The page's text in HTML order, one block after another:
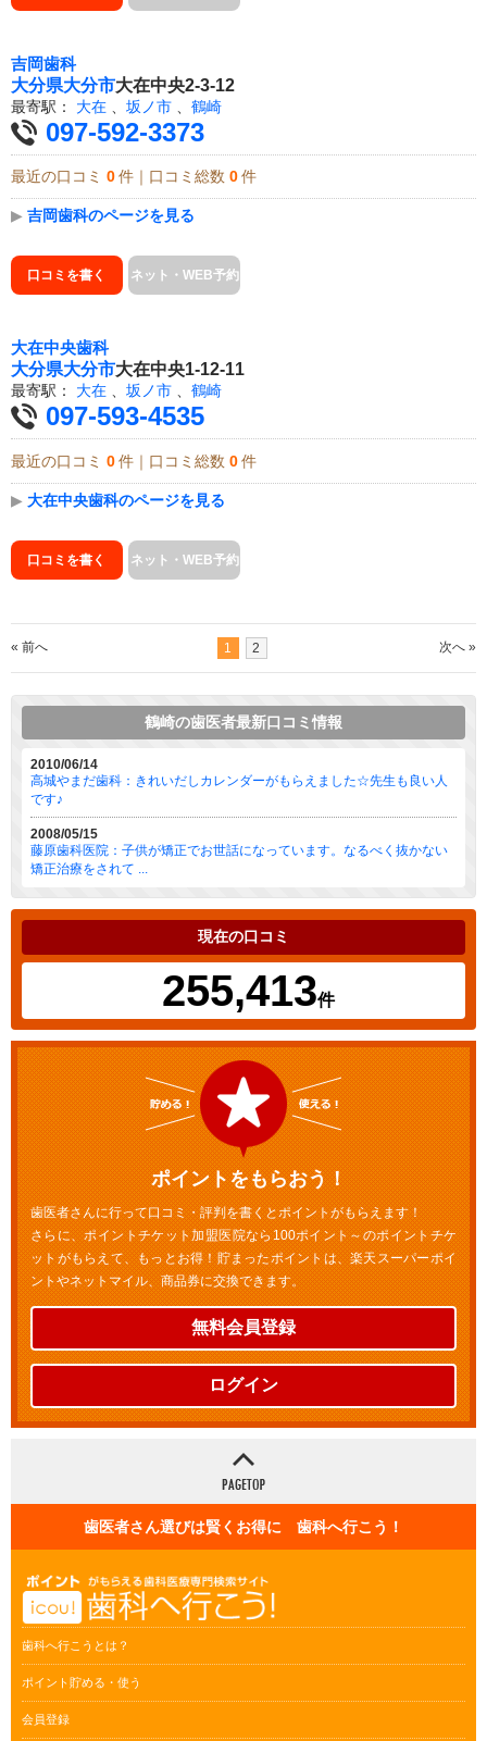
吉岡歯科
大分県大分市大在中央2-3-12
最寄駅： 大在 坂ノ市 鶴崎
097-592-3373
最近の口コミ 0 件｜口コミ総数 0 件
▶ 吉岡歯科のページを見る
口コミを書く ネット・WEB予約
大在中央歯科
大分県大分市大在中央1-12-11
最寄駅： 大在 、 坂ノ市 、 鶴崎
097-593-4535
最近の口コミ 0 件｜口コミ総数 0 件
▶ 大在中央歯科のページを見る
口コミを書く ネット・WEB予約
« 前へ 1 2 次へ »
鶴崎の歯医者最新口コミ情報
2010/06/14
高城やまだ歯科：きれいだしカレンダーがもらえました☆先生も良い人
です♪
2008/05/15
藤原歯科医院：子供が矯正でお世話になっています。なるべく抜かない
矯正治療をされて ...
現在の口コミ
255,413件
ポイントをもらおう！
歯医者さんに行って口コミ・評判を書くとポイントがもらえます！
さらに、ポイントチケット加盟医院なら100ポイント～のポイントチケ
ットがもらえて、もっとお得！貯まったポイントは、楽天スーパーポイ
ントやネットマイル、商品券に交換できます。
無料会員登録
ログイン
歯医者さん選びは賢くお得に 歯科へ行こう！
歯科へ行こうとは？
ポイント貯める・使う
会員登録